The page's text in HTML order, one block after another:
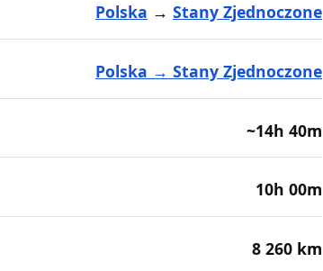
Polska → Stany Zjednoczone
Polska → Stany Zjednoczone
~14h 40m
10h 00m
8 260 km